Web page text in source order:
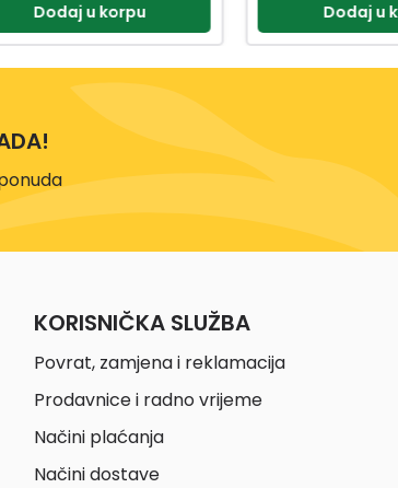
Dodaj u korpu Dodaj u
KORISNIČKA SLUŽBA
Povrat, zamjena i reklamacija
Prodavnice i radno vrijeme
Načini plaćanja
Načini dostave